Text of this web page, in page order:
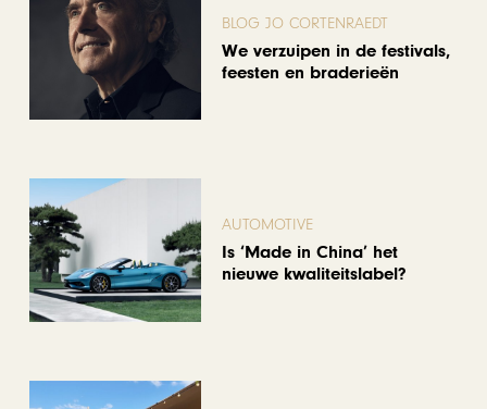
BLOG JO CORTENRAEDT
We verzuipen in de festivals,
feesten en braderieën
AUTOMOTIVE
Is ‘Made in China’ het
nieuwe kwaliteitslabel?